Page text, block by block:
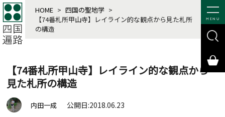
MENU
HOME > 四国の聖地学 >
【74番札所甲山寺】レイライン的な観点から見た札所
の構造
【74番札所甲山寺】レイライン的な観点から
見た札所の構造
内田一成 公開日:2018.06.23